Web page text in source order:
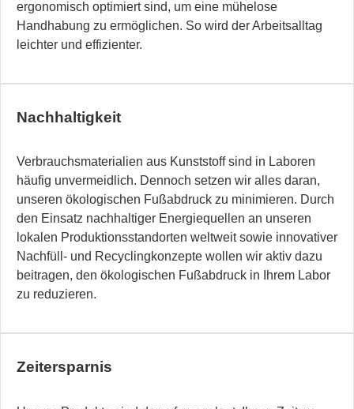
ergonomisch optimiert sind, um eine mühelose
Handhabung zu ermöglichen. So wird der Arbeitsalltag
leichter und effizienter.
Nachhaltigkeit
Verbrauchsmaterialien aus Kunststoff sind in Laboren
häufig unvermeidlich. Dennoch setzen wir alles daran,
unseren ökologischen Fußabdruck zu minimieren. Durch
den Einsatz nachhaltiger Energiequellen an unseren
lokalen Produktionsstandorten weltweit sowie innovativer
Nachfüll- und Recyclingkonzepte wollen wir aktiv dazu
beitragen, den ökologischen Fußabdruck in Ihrem Labor
zu reduzieren.
Zeitersparnis